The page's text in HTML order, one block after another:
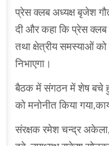
प्रेस क्लब अध्यक्ष बृजेश
दी और कहा कि प्रेस क्लब
तथा क्षेत्रीय समस्याओं
निभाएगा।
बैठक में संगठन में शेष बचे
को मनोनीत किया
संरक्षक रमेश चन्द्र